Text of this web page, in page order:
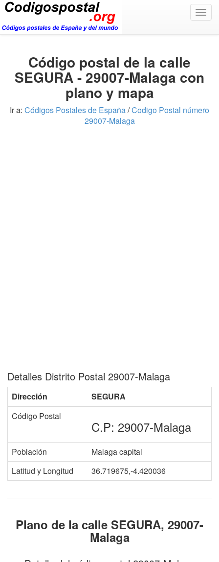
Código postal de la calle
SEGURA - 29007-Malaga con
plano y mapa
Ir a: Códigos Postales de España/Codigo Postal número
29007-Malaga
Detalles Distrito Postal 29007-Malaga
Dirección
SEGURA
Código Postal
C.P: 29007-Malaga
Población
Malaga capital
Latitud y Longitud
36.719675,-4.420036
Plano de la calle SEGURA, 29007-
Malaga